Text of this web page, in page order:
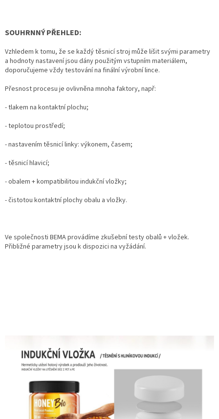
SOUHRNNÝ PŘEHLED:
Vzhledem k tomu, že se každý těsnicí stroj může lišit svými parametry
a hodnoty nastavení jsou dány použitým vstupním materiálem,
doporučujeme vždy testování na finální výrobní lince.
Přesnost procesu je ovlivněna mnoha faktory, např:
- tlakem na kontaktní plochu;
- teplotou prostředí;
- nastavením těsnicí linky: výkonem, časem;
- těsnicí hlavicí;
- obalem + kompatibilitou indukční vložky;
- čistotou kontaktní plochy obalu a vložky.
Ve společnosti BEMA provádíme zkušební testy obalů + vložek.
Přibližné parametry jsou k dispozici na vyžádání.